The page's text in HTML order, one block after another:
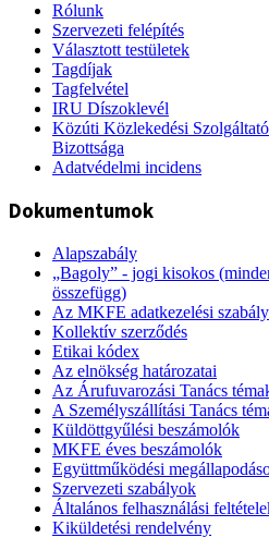
Rólunk
Szervezeti felépítés
Választott testületek
Tagdíjak
Tagfelvétel
IRU Díszoklevél
Közúti Közlekedési
Bizottsága
Adatvédelmi incidens
Dokumentumok
Alapszabály
„Bagoly” - jogi kisokos
összefügg)
Az MKFE adatkezelési
Kollektív szerződés
Etikai kódex
Az elnökség határozatai
Az Árufuvarozási Tanács
A Személyszállítási Tanács
Küldöttgyűlési beszámolók
MKFE éves beszámolók
Együttműködési
Szervezeti szabályok
Általános felhasználási
Kiküldetési rendelvény